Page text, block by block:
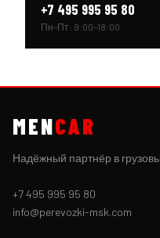
+7 495 995 95 80
Пн–Пт: 9:00–18:00
MENCAR
Надёжный партнёр в
+7 495 995 95 80
info@perevozki-msk.com